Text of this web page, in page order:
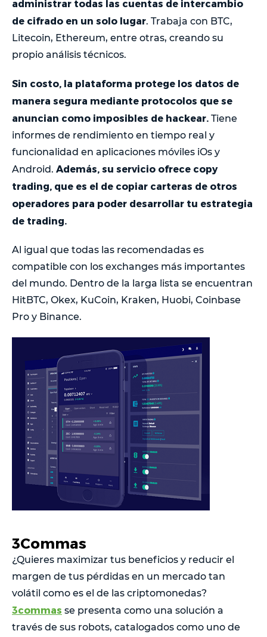
administrar todas las cuentas de intercambio
de cifrado en un solo lugar. Trabaja con BTC,
Litecoin, Ethereum, entre otras, creando su
propio análisis técnicos.
Sin costo, la plataforma protege los datos de
manera segura mediante protocolos que se
anuncian como imposibles de hackear. Tiene
informes de rendimiento en tiempo real y
funcionalidad en aplicaciones móviles iOs y
Android. Además, su servicio ofrece copy
trading, que es el de copiar carteras de otros
operadores para poder desarrollar tu estrategia
de trading.
Al igual que todas las recomendadas es
compatible con los exchanges más importantes
del mundo. Dentro de la larga lista se encuentran
HitBTC, Okex, KuCoin, Kraken, Huobi, Coinbase
Pro y Binance.
3Commas
¿Quieres maximizar tus beneficios y reducir el
margen de tus pérdidas en un mercado tan
volátil como es el de las criptomonedas?
3commas se presenta como una solución a
través de sus robots, catalogados como uno de